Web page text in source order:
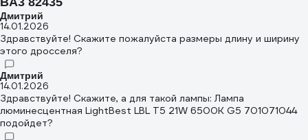
Дмитрий
14.01.2026
Здравствуйте! Скажите пожалуйста размеры длину и ширину
этого дросселя?
Дмитрий
14.01.2026
Здравствуйте! Скажите, а для такой лампы: Лампа
люминесцентная LightBest LBL T5 21W 6500K G5 701071044
подойдет?